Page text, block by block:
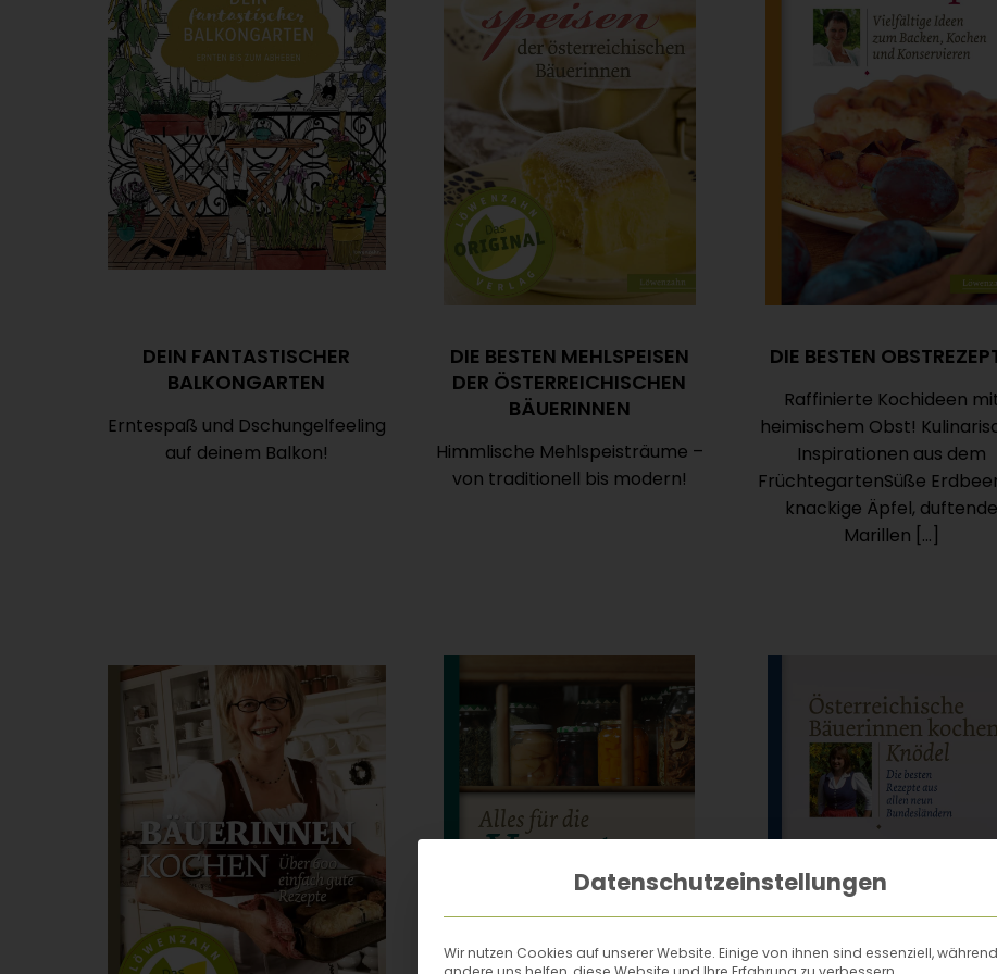
DEIN FANTASTISCHER
BALKONGARTEN
Erntespaß und Dschungelfeeling
auf deinem Balkon!
DIE BESTEN MEHLSPEISEN
DER ÖSTERREICHISCHEN
BÄUERINNEN
Himmlische Mehlspeisträume –
von traditionell bis modern!
DIE BESTEN
Raffinierte Kochideen
heimischem Obst!
Inspirationen aus dem
FrüchtegartenSüße
knackige Äpfel, duftende
Marillen […]
Datenschutzeinstellungen
Wir nutzen Cookies auf unserer Website. Einige von ihnen sind essenziell, während